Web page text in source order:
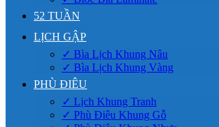
52 TUẦN
LỊCH GẬP
✓ Bìa Lịch Khung Nâu
✓ Bìa Lịch Khung Vàng
PHÙ ĐIÊU
✓ Lịch Khung Tranh
✓ Phù Điêu Khung Gỗ